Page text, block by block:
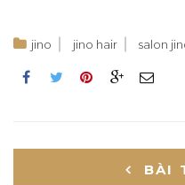
jino jino hair salon
BÀI